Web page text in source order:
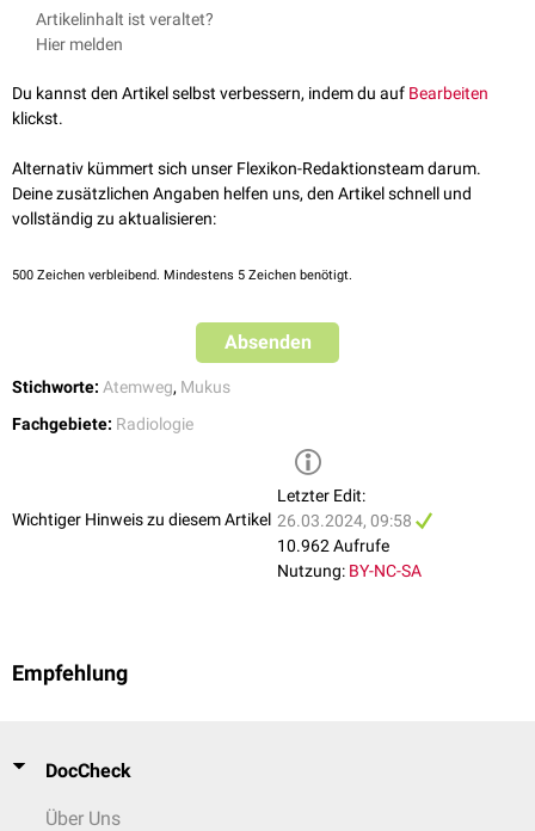
Artikelinhalt ist veraltet?
Hier melden
Du kannst den Artikel selbst verbessern, indem du auf Bearbeiten
klickst.
Alternativ kümmert sich unser Flexikon-Redaktionsteam darum.
Deine zusätzlichen Angaben helfen uns, den Artikel schnell und
vollständig zu aktualisieren:
500 Zeichen verbleibend. Mindestens 5 Zeichen benötigt.
Absenden
Stichworte: Atemweg, Mukus
Fachgebiete: Radiologie
Wichtiger Hinweis zu diesem Artikel
Letzter Edit:
26.03.2024, 09:58
10.962 Aufrufe
Nutzung: BY-NC-SA
Empfehlung
DocCheck
Über Uns